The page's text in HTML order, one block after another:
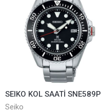
SEIKO KOL SAATİ SNE589P
Seiko